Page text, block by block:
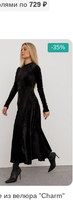
по 729 ₽
-35%
из велюра "Charm"